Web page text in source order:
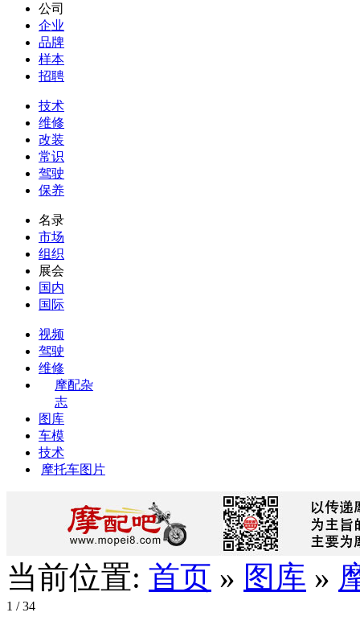
公司
企业
品牌
样本
招聘
技术
维修
改装
常识
驾驶
保养
名录
市场
组织
展会
国内
国际
视频
驾驶
维修
摩配杂
志
图库
车模
技术
摩托车图片
当前位置: 首页 » 图库 »
1 / 34